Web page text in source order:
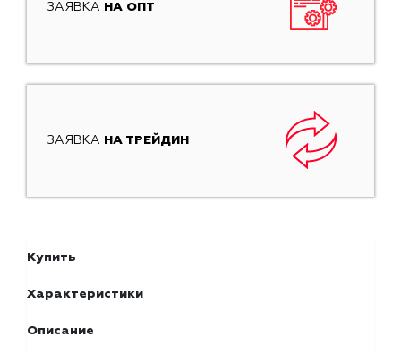
ЗАЯВКА НА ОПТ
ЗАЯВКА НА ТРЕЙДИН
Купить
Характеристики
Описание